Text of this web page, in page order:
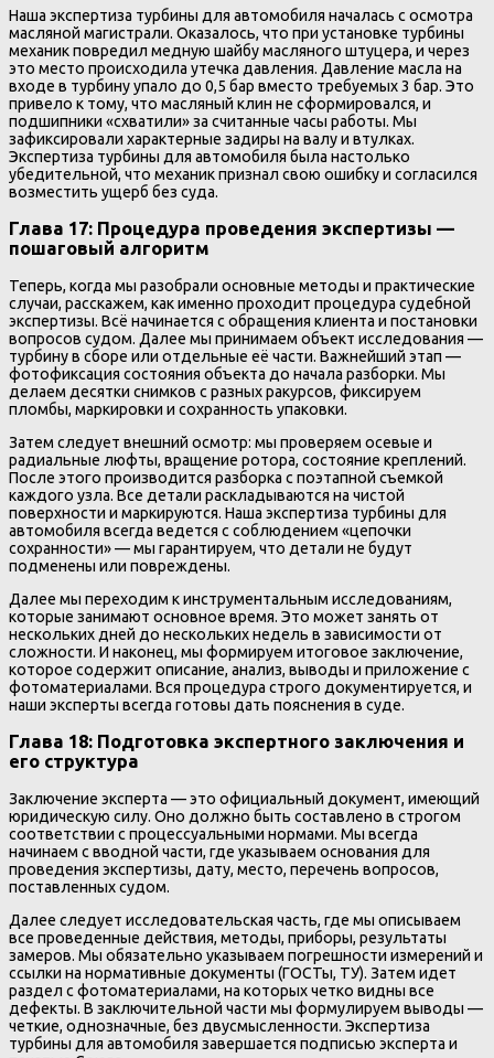
Наша экспертиза турбины для автомобиля началась с осмотра
масляной магистрали. Оказалось, что при установке турбины
механик повредил медную шайбу масляного штуцера, и через
это место происходила утечка давления. Давление масла на
входе в турбину упало до 0,5 бар вместо требуемых 3 бар. Это
привело к тому, что масляный клин не сформировался, и
подшипники «схватили» за считанные часы работы. Мы
зафиксировали характерные задиры на валу и втулках.
Экспертиза турбины для автомобиля была настолько
убедительной, что механик признал свою ошибку и согласился
возместить ущерб без суда.
Глава 17: Процедура проведения экспертизы —
пошаговый алгоритм
Теперь, когда мы разобрали основные методы и практические
случаи, расскажем, как именно проходит процедура судебной
экспертизы. Всё начинается с обращения клиента и постановки
вопросов судом. Далее мы принимаем объект исследования —
турбину в сборе или отдельные её части. Важнейший этап —
фотофиксация состояния объекта до начала разборки. Мы
делаем десятки снимков с разных ракурсов, фиксируем
пломбы, маркировки и сохранность упаковки.
Затем следует внешний осмотр: мы проверяем осевые и
радиальные люфты, вращение ротора, состояние креплений.
После этого производится разборка с поэтапной съемкой
каждого узла. Все детали раскладываются на чистой
поверхности и маркируются. Наша экспертиза турбины для
автомобиля всегда ведется с соблюдением «цепочки
сохранности» — мы гарантируем, что детали не будут
подменены или повреждены.
Далее мы переходим к инструментальным исследованиям,
которые занимают основное время. Это может занять от
нескольких дней до нескольких недель в зависимости от
сложности. И наконец, мы формируем итоговое заключение,
которое содержит описание, анализ, выводы и приложение с
фотоматериалами. Вся процедура строго документируется, и
наши эксперты всегда готовы дать пояснения в суде.
Глава 18: Подготовка экспертного заключения и
его структура
Заключение эксперта — это официальный документ, имеющий
юридическую силу. Оно должно быть составлено в строгом
соответствии с процессуальными нормами. Мы всегда
начинаем с вводной части, где указываем основания для
проведения экспертизы, дату, место, перечень вопросов,
поставленных судом.
Далее следует исследовательская часть, где мы описываем
все проведенные действия, методы, приборы, результаты
замеров. Мы обязательно указываем погрешности измерений и
ссылки на нормативные документы (ГОСТы, ТУ). Затем идет
раздел с фотоматериалами, на которых четко видны все
дефекты. В заключительной части мы формулируем выводы —
четкие, однозначные, без двусмысленности. Экспертиза
турбины для автомобиля завершается подписью эксперта и